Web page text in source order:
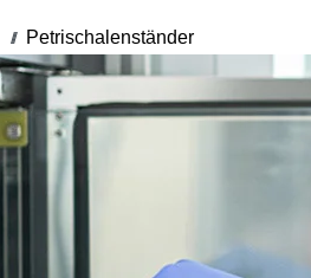
/// Petrischalenständer